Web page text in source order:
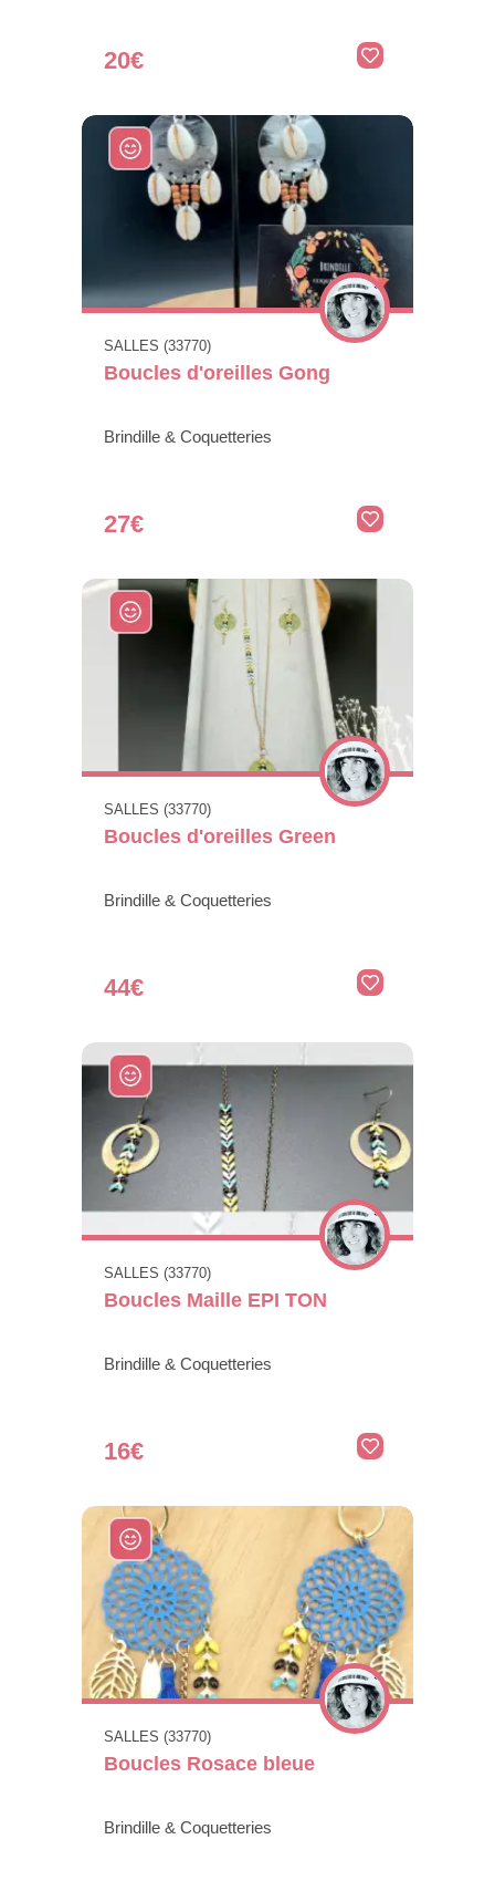
20€
SALLES (33770)
Boucles d'oreilles Gong
Brindille & Coquetteries
27€
SALLES (33770)
Boucles d'oreilles Green
Brindille & Coquetteries
44€
SALLES (33770)
Boucles Maille EPI TON
Brindille & Coquetteries
16€
SALLES (33770)
Boucles Rosace bleue
Brindille & Coquetteries